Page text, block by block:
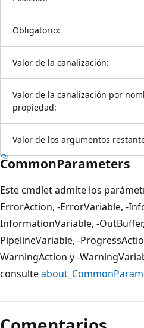
Obligatorio:
Valor de la canalización:
Valor de la canalización por
propiedad:
Valor de los argumentos
CommonParameters
Este cmdlet admite los
ErrorAction, -ErrorVariable, -
InformationVariable, -
PipelineVariable, -
WarningAction y -
consulte